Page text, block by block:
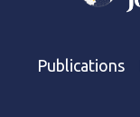
Publications